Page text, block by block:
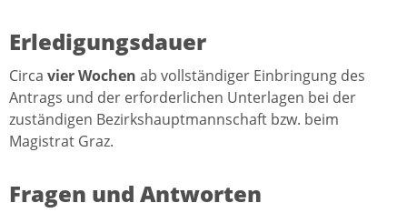
Erledigungsdauer
Circa vier Wochen ab vollständiger Einbringung des
Antrags und der erforderlichen Unterlagen bei der
zuständigen Bezirkshauptmannschaft bzw. beim
Magistrat Graz.
Fragen und Antworten